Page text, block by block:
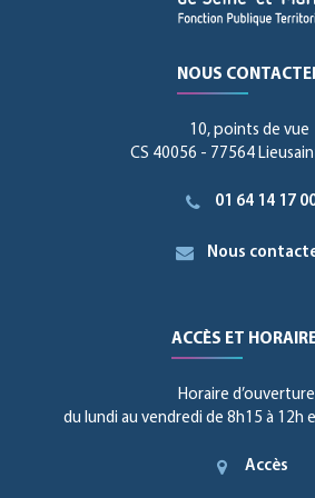
NOUS
10, points de vue
CS 40056 - 77564
01 64 14 17
Nous
ACCÈS ET
Horaire d’ouverture
du lundi au vendredi de 8h15 à 12h
Accès